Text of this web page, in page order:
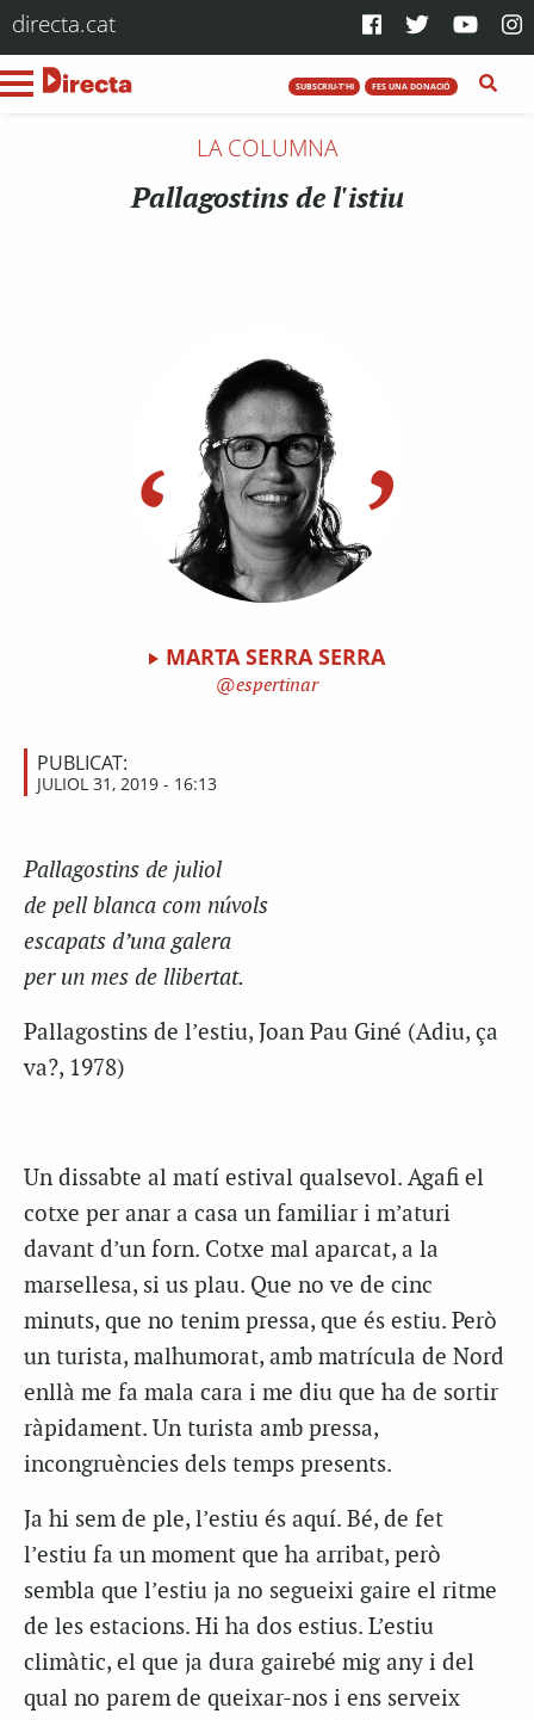
directa.cat
SUBSCRIU-T'HI FES UNA DONACIÓ
LA COLUMNA
Pallagostins de l'istiu
MARTA SERRA SERRA
espertinar
PUBLICAT:
JULIOL 31, 2019 - 16:13
Pallagostins de juliol
de pell blanca com núvols
escapats d’una galera
per un mes de llibertat.
Pallagostins de l’estiu, Joan Pau Giné (Adiu, ça
va?, 1978)
Un dissabte al matí estival qualsevol. Agafi el
cotxe per anar a casa un familiar i m’aturi
davant d’un forn. Cotxe mal aparcat, a la
marsellesa, si us plau. Que no ve de cinc
minuts, que no tenim pressa, que és estiu. Però
un turista, malhumorat, amb matrícula de Nord
enllà me fa mala cara i me diu que ha de sortir
ràpidament. Un turista amb pressa,
incongruències dels temps presents.
Ja hi sem de ple, l’estiu és aquí. Bé, de fet
l’estiu fa un moment que ha arribat, però
sembla que l’estiu ja no segueixi gaire el ritme
de les estacions. Hi ha dos estius. L’estiu
climàtic, el que ja dura gairebé mig any i del
qual no parem de queixar-nos i ens serveix